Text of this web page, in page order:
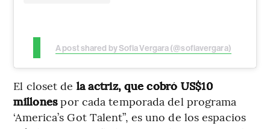
A post shared by Sofia Vergara (@sofiavergara)
El closet de la actriz, que cobró US$10
millonespor cada temporada del programa
‘America’s Got Talent”, es uno de los espacios